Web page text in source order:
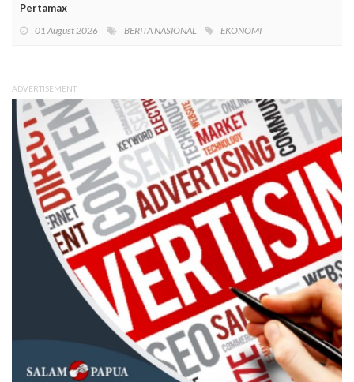
Pertamax
01 August 2026 BERITA NASIONAL EKONOMI
ADVERTISEMENT